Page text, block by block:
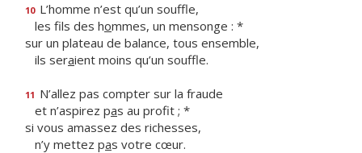
10 L’homme n’est qu’un souffle,
les fils des hommes, un mensonge : *
sur un plateau de balance, tous ensemble,
ils seraient moins qu’un souffle.
11 N’allez pas compter sur la fraude
et n’aspirez pas au profit ; *
si vous amassez des richesses,
n’y mettez pas votre cœur.